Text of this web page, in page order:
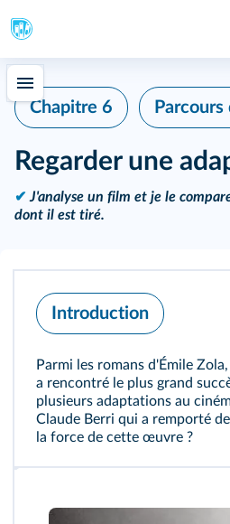
Chapitre 6
Regarder une
✔ J'analyse un film et je le
dont il est tiré.
Introduction
Parmi les romans d'Émile Zola,
a rencontré le plus grand
plusieurs adaptations au
Claude Berri qui a remporté
la force de cette œuvre ?